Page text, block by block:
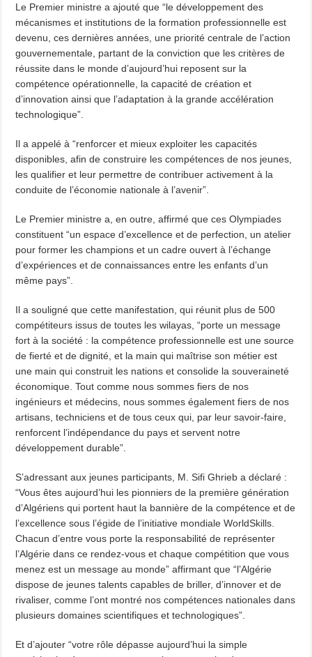
Le Premier ministre a ajouté que “le développement des
mécanismes et institutions de la formation professionnelle est
devenu, ces dernières années, une priorité centrale de l’action
gouvernementale, partant de la conviction que les critères de
réussite dans le monde d’aujourd’hui reposent sur la
compétence opérationnelle, la capacité de création et
d’innovation ainsi que l’adaptation à la grande accélération
technologique”.
Il a appelé à “renforcer et mieux exploiter les capacités
disponibles, afin de construire les compétences de nos jeunes,
les qualifier et leur permettre de contribuer activement à la
conduite de l’économie nationale à l’avenir”.
Le Premier ministre a, en outre, affirmé que ces Olympiades
constituent “un espace d’excellence et de perfection, un atelier
pour former les champions et un cadre ouvert à l’échange
d’expériences et de connaissances entre les enfants d’un
même pays”.
Il a souligné que cette manifestation, qui réunit plus de 500
compétiteurs issus de toutes les wilayas, “porte un message
fort à la société : la compétence professionnelle est une source
de fierté et de dignité, et la main qui maîtrise son métier est
une main qui construit les nations et consolide la souveraineté
économique. Tout comme nous sommes fiers de nos
ingénieurs et médecins, nous sommes également fiers de nos
artisans, techniciens et de tous ceux qui, par leur savoir-faire,
renforcent l’indépendance du pays et servent notre
développement durable”.
S’adressant aux jeunes participants, M. Sifi Ghrieb a déclaré :
“Vous êtes aujourd’hui les pionniers de la première génération
d’Algériens qui portent haut la bannière de la compétence et de
l’excellence sous l’égide de l’initiative mondiale WorldSkills.
Chacun d’entre vous porte la responsabilité de représenter
l’Algérie dans ce rendez-vous et chaque compétition que vous
menez est un message au monde” affirmant que “l’Algérie
dispose de jeunes talents capables de briller, d’innover et de
rivaliser, comme l’ont montré nos compétences nationales dans
plusieurs domaines scientifiques et technologiques”.
Et d’ajouter “votre rôle dépasse aujourd’hui la simple